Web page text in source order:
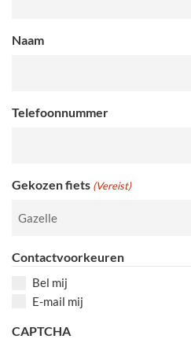
Naam
Telefoonnummer
Gekozen fiets (Vereist)
Contactvoorkeuren
Bel mij
E-mail mij
CAPTCHA